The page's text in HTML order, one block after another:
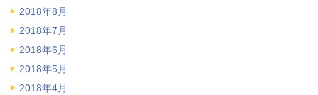
2018年8月
2018年7月
2018年6月
2018年5月
2018年4月